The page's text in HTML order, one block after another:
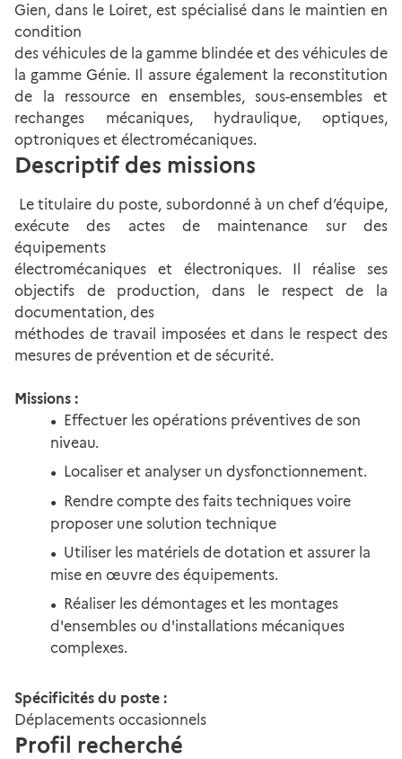
Gien, dans le Loiret, est spécialisé dans le maintien en
condition
des véhicules de la gamme blindée et des véhicules de
la gamme Génie. Il assure également la reconstitution
de la ressource en ensembles, sous-ensembles et
rechanges mécaniques, hydraulique, optiques,
optroniques et électromécaniques.
Descriptif des missions
Le titulaire du poste, subordonné à un chef d’équipe,
exécute des actes de maintenance sur des
équipements
électromécaniques et électroniques. Il réalise ses
objectifs de production, dans le respect de la
documentation, des
méthodes de travail imposées et dans le respect des
mesures de prévention et de sécurité.
Missions :
Effectuer les opérations préventives de son
niveau.
Localiser et analyser un dysfonctionnement.
Rendre compte des faits techniques voire
proposer une solution technique
Utiliser les matériels de dotation et assurer la
mise en œuvre des équipements.
Réaliser les démontages et les montages
d'ensembles ou d'installations mécaniques
complexes.
Spécificités du poste :
Déplacements occasionnels
Profil recherché